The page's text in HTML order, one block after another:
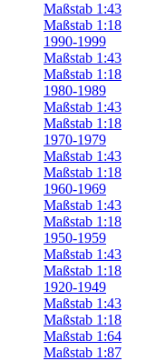
Maßstab 1:43
Maßstab 1:18
1990-1999
Maßstab 1:43
Maßstab 1:18
1980-1989
Maßstab 1:43
Maßstab 1:18
1970-1979
Maßstab 1:43
Maßstab 1:18
1960-1969
Maßstab 1:43
Maßstab 1:18
1950-1959
Maßstab 1:43
Maßstab 1:18
1920-1949
Maßstab 1:43
Maßstab 1:18
Maßstab 1:64
Maßstab 1:87